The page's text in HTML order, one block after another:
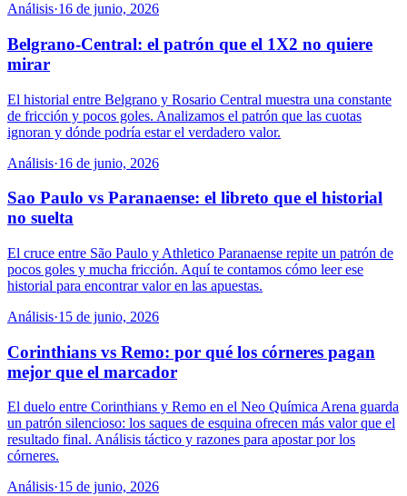
Análisis·16 de junio, 2026
Belgrano-Central: el patrón que el 1X2 no quiere
mirar
El historial entre Belgrano y Rosario Central muestra una constante
de fricción y pocos goles. Analizamos el patrón que las cuotas
ignoran y dónde podría estar el verdadero valor.
Análisis·16 de junio, 2026
Sao Paulo vs Paranaense: el libreto que el historial
no suelta
El cruce entre São Paulo y Athletico Paranaense repite un patrón de
pocos goles y mucha fricción. Aquí te contamos cómo leer ese
historial para encontrar valor en las apuestas.
Análisis·15 de junio, 2026
Corinthians vs Remo: por qué los córneres pagan
mejor que el marcador
El duelo entre Corinthians y Remo en el Neo Química Arena guarda
un patrón silencioso: los saques de esquina ofrecen más valor que el
resultado final. Análisis táctico y razones para apostar por los
córneres.
Análisis·15 de junio, 2026